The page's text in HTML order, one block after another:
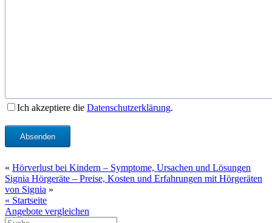
Ich akzeptiere die Datenschutzerklärung.
Absenden
« Hörverlust bei Kindern – Symptome, Ursachen und Lösungen
Signia Hörgeräte – Preise, Kosten und Erfahrungen mit Hörgeräten
von Signia »
« Startseite
Angebote vergleichen